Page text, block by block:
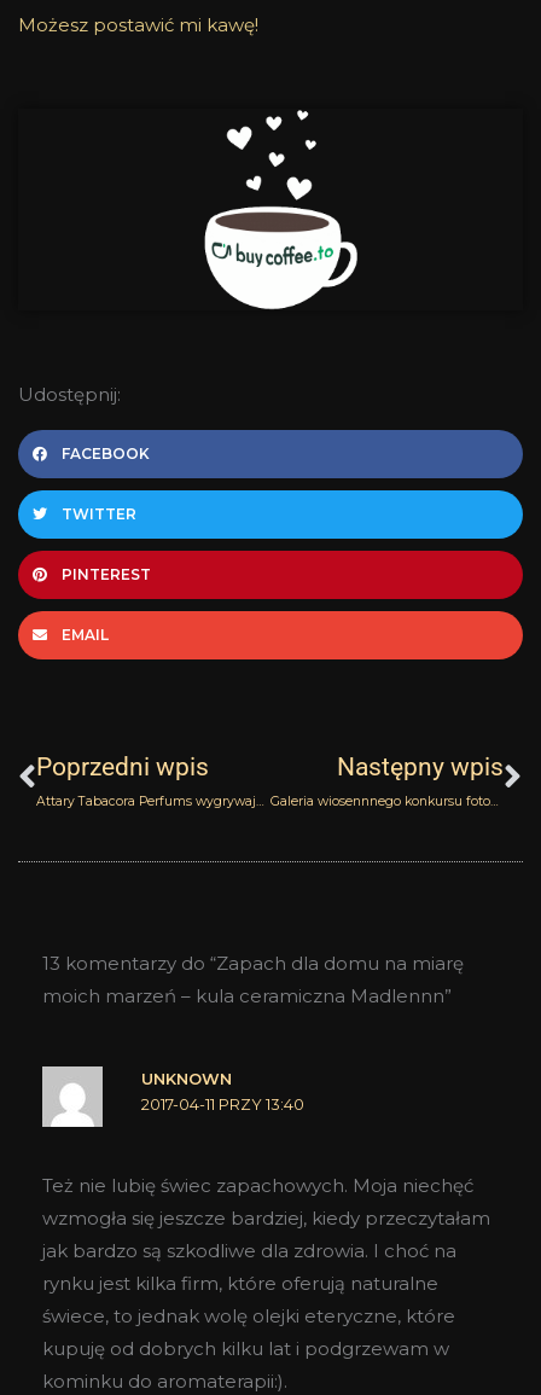
Możesz postawić mi kawę!
Udostępnij:
FACEBOOK
TWITTER
PINTEREST
EMAIL
Poprzedni wpis
Attary Tabacora Perfums wygrywają…
Następny wpis
Galeria wiosennnego konkursu fotograficznego
13 komentarzy do “Zapach dla domu na miarę
moich marzeń – kula ceramiczna Madlennn”
UNKNOWN
2017-04-11 PRZY 13:40
Też nie lubię świec zapachowych. Moja niechęć
wzmogła się jeszcze bardziej, kiedy przeczytałam
jak bardzo są szkodliwe dla zdrowia. I choć na
rynku jest kilka firm, które oferują naturalne
świece, to jednak wolę olejki eteryczne, które
kupuję od dobrych kilku lat i podgrzewam w
kominku do aromaterapii:).